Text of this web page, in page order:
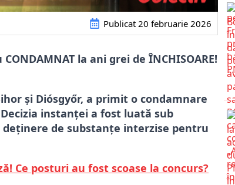
Publicat 20 februarie 2026
la ani grei de ÎNCHISOARE!
și Diósgyőr, a primit o condamnare
instanței a fost luată sub
de substanțe interzise pentru
Ce posturi au fost scoase la concurs?